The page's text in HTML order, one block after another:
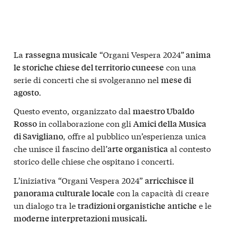
La rassegna musicale “Organi Vespera 2024”anima
le storiche chiese del territorio cuneese con una
serie di concerti che si svolgeranno nel mese di
agosto.
Questo evento, organizzato dal maestro Ubaldo
Rossoin collaborazione con gli Amici della Musica
di Savigliano, offre al pubblico un’esperienza unica
che unisce il fascino dell’arte organisticaal contesto
storico delle chiese che ospitano i concerti.
L’iniziativa “Organi Vespera 2024”arricchisce il
panorama culturale locale con la capacità di creare
un dialogo tra letradizioni organistiche antiche e le
moderne interpretazioni musicali.